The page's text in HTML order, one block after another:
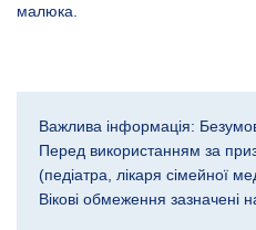
малюка.
Важлива інформація:
Перед використанням за
(педіатра, лікаря сімейної
Вікові обмеження зазначені